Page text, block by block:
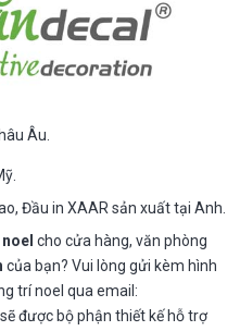
Âu.
Đầu in XAAR sản xuất tại Anh.
cho cửa hàng, văn phòng
của bạn? Vui lòng gửi kèm hình
trí noel qua email:
được bộ phận thiết kế hỗ trợ